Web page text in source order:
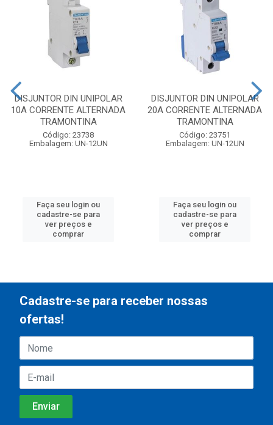
DISJUNTOR DIN UNIPOLAR
10A CORRENTE ALTERNADA
TRAMONTINA
Código: 23738
Embalagem: UN-12UN
Faça seu login ou
cadastre-se para
ver preços e
comprar
DISJUNTOR DIN UNIPOLAR
20A CORRENTE ALTERNADA
TRAMONTINA
Código: 23751
Embalagem: UN-12UN
Faça seu login ou
cadastre-se para
ver preços e
comprar
Cadastre-se para receber nossas
ofertas!